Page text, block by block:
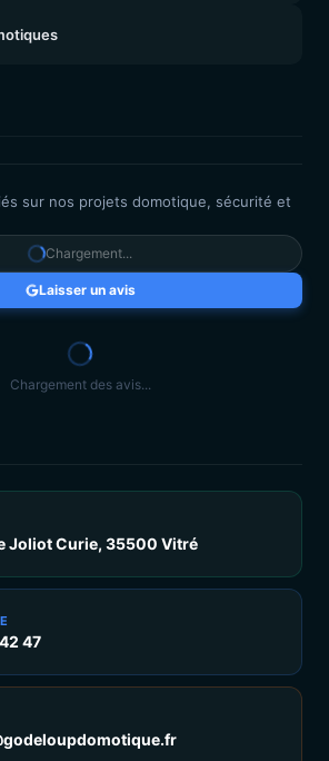
sur nos projets domotique, sécurité et
Chargement...
Laisser un avis
Chargement des avis...
Joliot Curie, 35500 Vitré
47